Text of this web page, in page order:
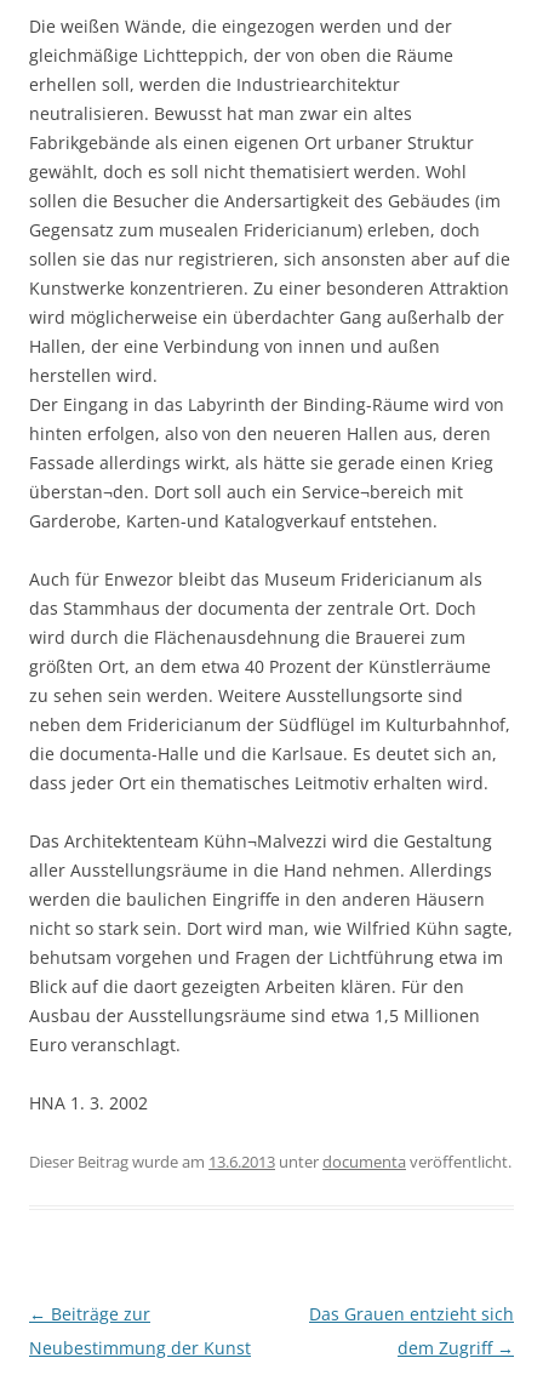
Die weißen Wände, die eingezogen werden und der
gleichmäßige Lichtteppich, der von oben die Räume
erhellen soll, werden die Industriearchitektur
neutralisieren. Bewusst hat man zwar ein altes
Fabrikgebände als einen eigenen Ort urbaner Struktur
gewählt, doch es soll nicht thematisiert werden. Wohl
sollen die Besucher die Andersartigkeit des Gebäudes (im
Gegensatz zum musealen Fridericianum) erleben, doch
sollen sie das nur registrieren, sich ansonsten aber auf die
Kunstwerke konzentrieren. Zu einer besonderen Attraktion
wird möglicherweise ein überdachter Gang außerhalb der
Hallen, der eine Verbindung von innen und außen
herstellen wird.
Der Eingang in das Labyrinth der Binding-Räume wird von
hinten erfolgen, also von den neueren Hallen aus, deren
Fassade allerdings wirkt, als hätte sie gerade einen Krieg
überstan¬den. Dort soll auch ein Service¬bereich mit
Garderobe, Karten-und Katalogverkauf entstehen.
Auch für Enwezor bleibt das Museum Fridericianum als
das Stammhaus der documenta der zentrale Ort. Doch
wird durch die Flächenausdehnung die Brauerei zum
größten Ort, an dem etwa 40 Prozent der Künstlerräume
zu sehen sein werden. Weitere Ausstellungsorte sind
neben dem Fridericianum der Südflügel im Kulturbahnhof,
die documenta-Halle und die Karlsaue. Es deutet sich an,
dass jeder Ort ein thematisches Leitmotiv erhalten wird.
Das Architektenteam Kühn¬Malvezzi wird die Gestaltung
aller Ausstellungsräume in die Hand nehmen. Allerdings
werden die baulichen Eingriffe in den anderen Häusern
nicht so stark sein. Dort wird man, wie Wilfried Kühn sagte,
behutsam vorgehen und Fragen der Lichtführung etwa im
Blick auf die daort gezeigten Arbeiten klären. Für den
Ausbau der Ausstellungsräume sind etwa 1,5 Millionen
Euro veranschlagt.
HNA 1. 3. 2002
Dieser Beitrag wurde am 13.6.2013 unterdocumenta veröffentlicht.
Beitragsnavigation
← Beiträge zur
Neubestimmung der Kunst
Das Grauen entzieht sich
dem Zugriff →